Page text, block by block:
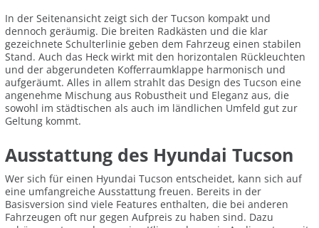
In der Seitenansicht zeigt sich der Tucson kompakt und
dennoch geräumig. Die breiten Radkästen und die klar
gezeichnete Schulterlinie geben dem Fahrzeug einen stabilen
Stand. Auch das Heck wirkt mit den horizontalen Rückleuchten
und der abgerundeten Kofferraumklappe harmonisch und
aufgeräumt. Alles in allem strahlt das Design des Tucson eine
angenehme Mischung aus Robustheit und Eleganz aus, die
sowohl im städtischen als auch im ländlichen Umfeld gut zur
Geltung kommt.
Ausstattung des Hyundai Tucson
Wer sich für einen Hyundai Tucson entscheidet, kann sich auf
eine umfangreiche Ausstattung freuen. Bereits in der
Basisversion sind viele Features enthalten, die bei anderen
Fahrzeugen oft nur gegen Aufpreis zu haben sind. Dazu